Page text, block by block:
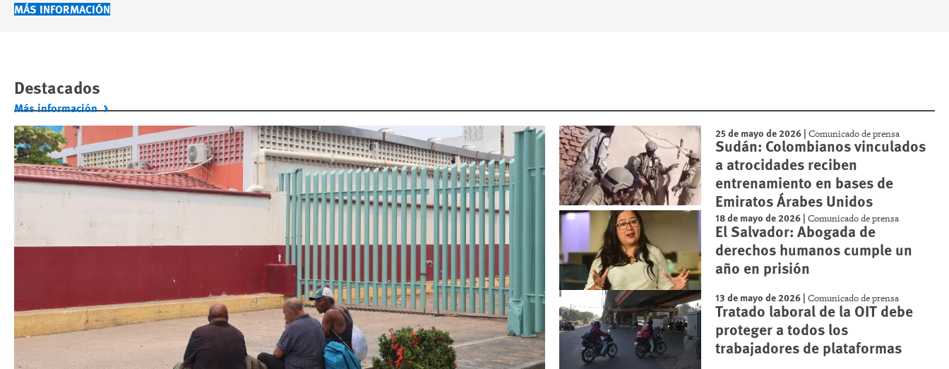
MÁS INFORMACIÓN
Destacados
Más información
25 de mayo de 2026| Comunicado de prensa
Sudán: Colombianos vinculados
a atrocidades reciben
entrenamiento en bases de
Emiratos Árabes Unidos
18 de mayo de 2026| Comunicado de prensa
El Salvador: Abogada de
derechos humanos cumple un
año en prisión
13 de mayo de 2026| Comunicado de prensa
Tratado laboral de la OIT debe
proteger a todos los
trabajadores de plataformas